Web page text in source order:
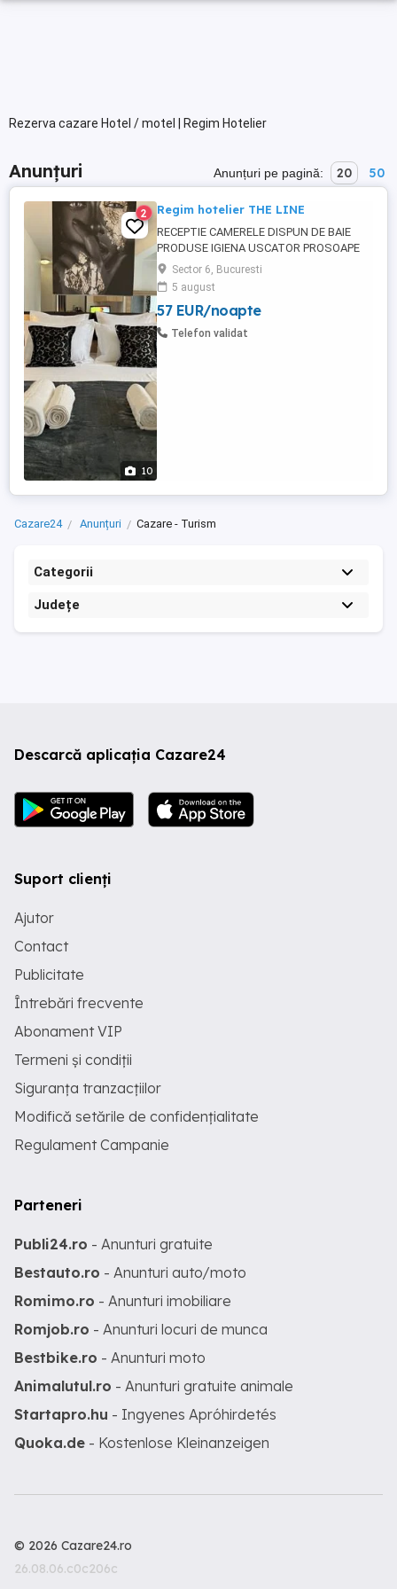
Rezerva cazare Hotel / motel | Regim Hotelier
Anunțuri Anunțuri pe pagină: 20 50
10
2 Regim hotelier THE LINE
RECEPTIE CAMERELE DISPUN DE BAIE
PRODUSE IGIENA USCATOR PROSOAPE
PATURI DUBLE CU LENJERIE SI PERNE TV
LED AER CONDITIONAT WIFI +INTERNET
GRATUIT FRIGIDER FIERBATOR APA +CEAI
OPTIONAL MIC DEJUN -PRANZ-CINA
TERASA EXTERIOARA SE SEVESC CAFELE
Sector 6, Bucuresti
5 august
57 EUR/noapte
Telefon validat
Cazare24 Anunțuri Cazare - Turism
Categorii
Județe
Descarcă aplicația Cazare24
Suport clienți
Ajutor
Contact
Publicitate
Întrebări frecvente
Abonament VIP
Termeni și condiții
Siguranța tranzacțiilor
Modifică setările de confidențialitate
Regulament Campanie
Parteneri
Publi24.ro - Anunturi gratuite
Bestauto.ro - Anunturi auto/moto
Romimo.ro - Anunturi imobiliare
Romjob.ro - Anunturi locuri de munca
Bestbike.ro - Anunturi moto
Animalutul.ro - Anunturi gratuite animale
Startapro.hu - Ingyenes Apróhirdetés
Quoka.de - Kostenlose Kleinanzeigen
© 2026 Cazare24.ro
26.08.06.c0c206c